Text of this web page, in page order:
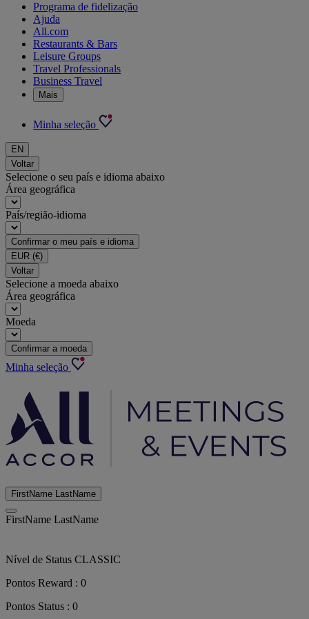
Programa de fidelização
Ajuda
All.com
Restaurants & Bars
Leisure Groups
Travel Professionals
Business Travel
Mais
Minha seleção
EN
Voltar
Selecione o seu país e idioma abaixo
Área geográfica
País/região-idioma
Confirmar o meu país e idioma
EUR (€)
Voltar
Selecione a moeda abaixo
Área geográfica
Moeda
Confirmar a moeda
Minha seleção
FirstName LastName
FirstName LastName
Nível de Status CLASSIC
Pontos Reward : 0
Pontos Status : 0